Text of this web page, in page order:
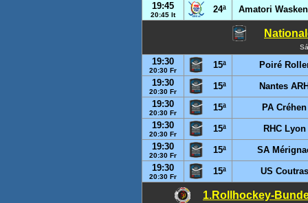
19:45
20:45 It
24ª Amatori
19:30
20:30 Fr
15ª
Poiré
19:30
20:30 Fr
15ª
Nantes
19:30
20:30 Fr
15ª
PA Créhen
19:30
20:30 Fr
15ª
RHC Lyon
19:30
20:30 Fr
15ª
SA
19:30
20:30 Fr
15ª US Coutras
1.Rollhockey-